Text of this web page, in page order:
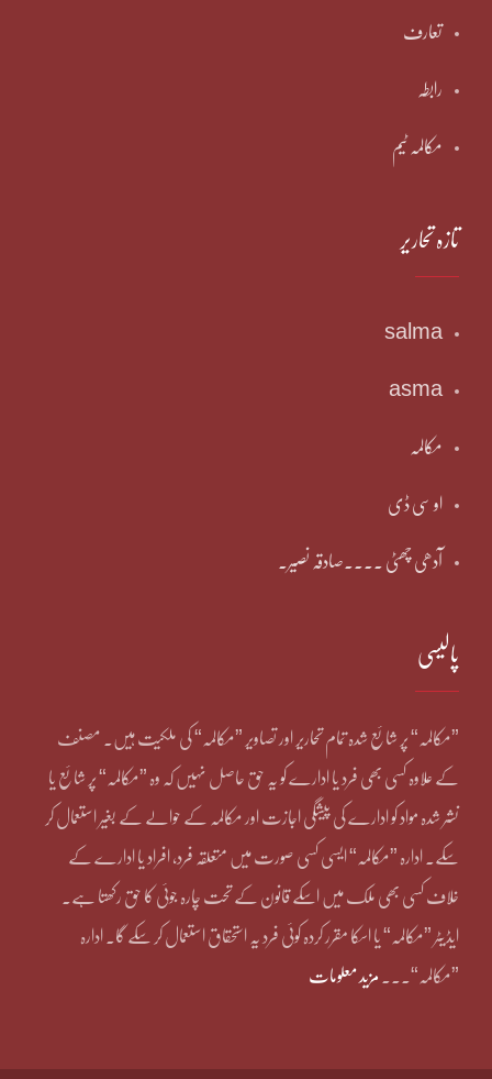
تعارف
رابطہ
مکالمہ ٹیم
تازہ تحاریر
salma
asma
مکالمہ
او سی ڈی
آدھی چھٹی ۔۔۔۔صادقہ نصیر۔
پالیسی
”مکالمہ“ پر شائع شدہ تمام تحاریر اور تصاویر ”مکالمہ“ کی ملکیت ہیں۔ مصنف
کے علاوہ کسی بھی فرد یا ادارے کو یہ حق حاصل نہیں کہ وہ ”مکالمہ“ پر شائع یا
نشر شدہ مواد کو ادارے کی پیشگی اجازت اور مکالمہ کے حوالے کے بغیر استعمال کر
سکے۔ ادارہ ”مکالمہ“ ایسی کسی صورت میں متعلقہ فرد، افراد یا ادارے کے
خلاف کسی بھی ملک میں اسکے قانون کے تحت چارہ جوئی کا حق رکھتا ہے۔
ایڈیٹر ”مکالمہ“ یا اسکا مقرر کردہ کوئی فرد یہ استحقاق استعمال کر سکے گا۔ ادارہ
”مکالمہ“۔۔۔ مزید معلومات